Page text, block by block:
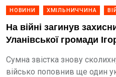
НОВИНИ ХМІЛЬНИЧЧИНА
На війні загинув
Уланівської громади
Сумна звістка знову
військо поповнив ще один